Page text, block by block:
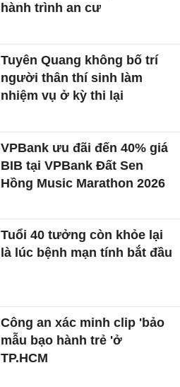
hành trình an cư
Tuyên Quang không bố trí
người thân thí sinh làm
nhiệm vụ ở kỳ thi lại
VPBank ưu đãi đến 40% giá
BIB tại VPBank Đất Sen
Hồng Music Marathon 2026
Tuổi 40 tưởng còn khỏe lại
là lúc bệnh mạn tính bắt đầu
Công an xác minh clip 'bảo
mẫu bạo hành trẻ 'ở
TP.HCM